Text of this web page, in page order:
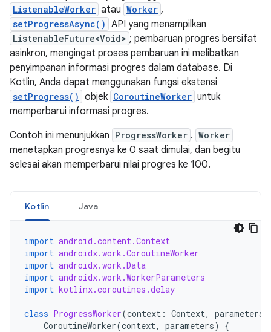
ListenableWorker atau Worker ,
setProgressAsync() API yang menampilkan
ListenableFuture<Void> ; pembaruan progres bersifat
asinkron, mengingat proses pembaruan ini melibatkan
penyimpanan informasi progres dalam database. Di
Kotlin, Anda dapat menggunakan fungsi ekstensi
setProgress() objek CoroutineWorker untuk
memperbarui informasi progres.
Contoh ini menunjukkan ProgressWorker . Worker
menetapkan progresnya ke 0 saat dimulai, dan begitu
selesai akan memperbarui nilai progres ke 100.
Kotlin Java
import android.content.Context
import androidx.work.CoroutineWorker
import androidx.work.Data
import androidx.work.WorkerParameters
import kotlinx.coroutines.delay
class ProgressWorker(context : Context, parameters
CoroutineWorker(context, parameters) {